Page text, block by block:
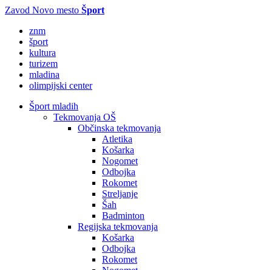
Zavod Novo mesto Šport
znm
šport
kultura
turizem
mladina
olimpijski center
Šport mladih
Tekmovanja OŠ
Občinska tekmovanja
Atletika
Košarka
Nogomet
Odbojka
Rokomet
Streljanje
Šah
Badminton
Regijska tekmovanja
Košarka
Odbojka
Rokomet